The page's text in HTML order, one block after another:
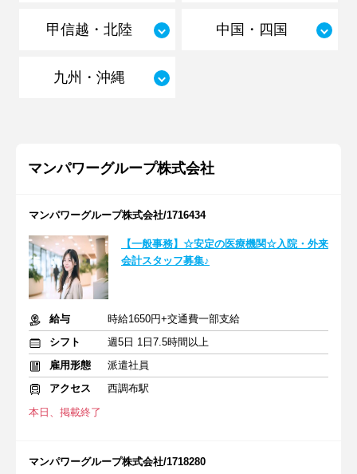
甲信越・北陸 中国・四国
九州・沖縄
マンパワーグループ株式会社
マンパワーグループ株式会社/1716434
【一般事務】☆安定の医療機関☆入院・外来
会計スタッフ募集♪
給与
時給1650円+交通費一部支給
シフト
週5日 1日7.5時間以上
雇用形態
派遣社員
アクセス
西調布駅
本日、掲載終了
マンパワーグループ株式会社/1718280